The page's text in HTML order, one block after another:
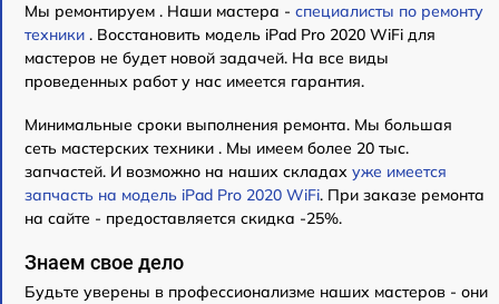
Мы ремонтируем . Наши мастера - специалисты по ремонту
техники . Восстановить модель iPad Pro 2020 WiFi для
мастеров не будет новой задачей. На все виды
проведенных работ у нас имеется гарантия.
Минимальные сроки выполнения ремонта. Мы большая
сеть мастерских техники . Мы имеем более 20 тыс.
запчастей. И возможно на наших складах уже имеется
запчасть на модель iPad Pro 2020 WiFi. При заказе ремонта
на сайте - предоставляется скидка -25%.
Знаем свое дело
Будьте уверены в профессионализме наших мастеров - они